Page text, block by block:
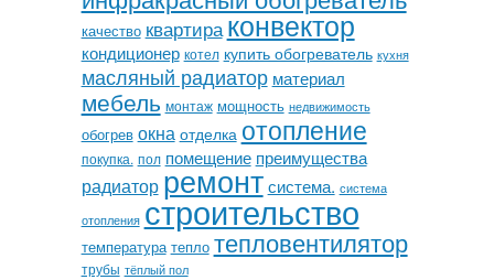
качество квартираконвектор
кондиционер котел купить обогреватель кухня
масляный радиатор материал
мебель монтаж мощность недвижимость
обогрев окна отделка отопление
покупка. пол помещение преимущества
радиатор ремонт система. система
отопления строительство
температура тепло тепловентилятор
трубы тёплый пол